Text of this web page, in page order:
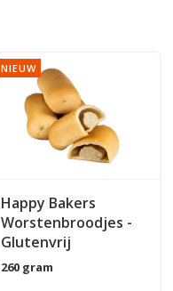
NIEUW
Happy Bakers
Worstenbroodjes -
Glutenvrij
260 gram